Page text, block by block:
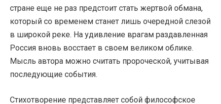
стране еще не раз предстоит стать жертвой обмана,
который со временем станет лишь очередной слезой
в широкой реке. На удивление врагам раздавленная
Россия вновь восстает в своем великом облике.
Мысль автора можно считать пророческой, учитывая
последующие события.
Стихотворение представляет собой философское